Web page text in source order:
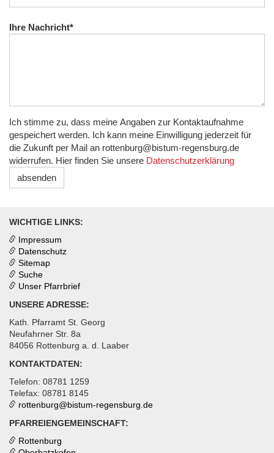
Ihre Nachricht*
Ich stimme zu, dass meine Angaben zur Kontaktaufnahme
gespeichert werden. Ich kann meine Einwilligung jederzeit für
die Zukunft per Mail an rottenburg@bistum-regensburg.de
widerrufen. Hier finden Sie unsere Datenschutzerklärung
WICHTIGE LINKS:
Impressum
Datenschutz
Sitemap
Suche
Unser Pfarrbrief
UNSERE ADRESSE:
Kath. Pfarramt St. Georg
Neufahrner Str. 8a
84056 Rottenburg a. d. Laaber
KONTAKTDATEN:
Telefon: 08781 1259
Telefax: 08781 8145
rottenburg@ bistum-regensburg.de
PFARREIENGEMEINSCHAFT:
Rottenburg